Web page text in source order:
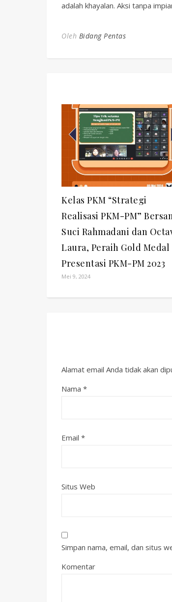
adalah khayalan. Aksi tanpa
Oleh Bidang Pentas
Kelas PKM “Strategi
Realisasi PKM-PM”
Suci Rahmadani dan
Laura, Peraih Gold Medal
Presentasi PKM-PM 2023
Mei 9, 2024
Alamat email Anda tidak akan
Nama *
Email *
Situs Web
Simpan nama, email, dan situs
Komentar